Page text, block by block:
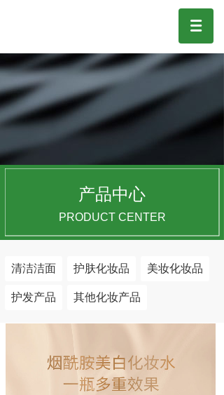
产品中心
PRODUCT CENTER
清洁洁面 护肤化妆品 美妆化妆品
护发产品 其他化妆产品